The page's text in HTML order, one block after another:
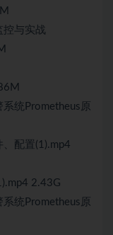
控与实战
统Prometheus原
配置(1).mp4
2.43G
统Prometheus原